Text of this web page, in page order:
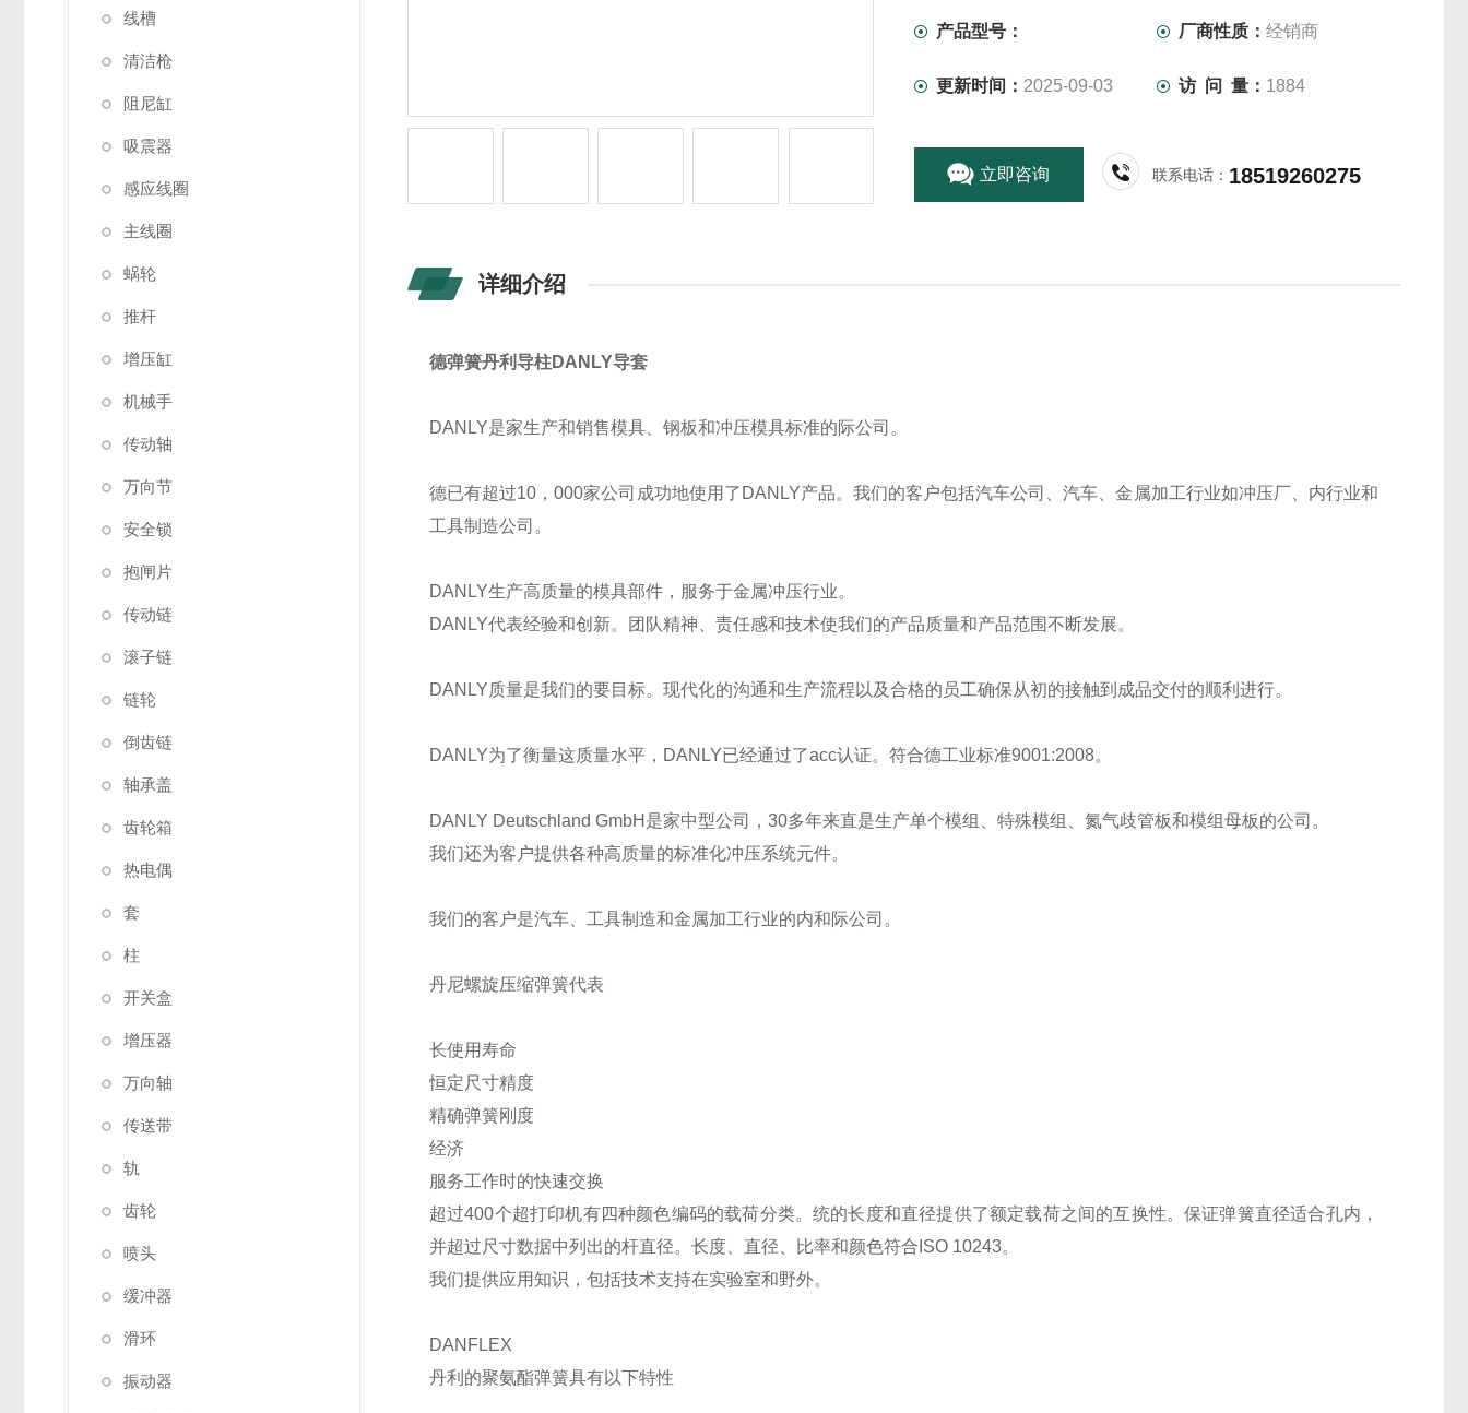
线槽
清洁枪
阻尼缸
吸震器
感应线圈
主线圈
蜗轮
推杆
增压缸
机械手
传动轴
万向节
安全锁
抱闸片
传动链
滚子链
链轮
倒齿链
轴承盖
齿轮箱
热电偶
套
柱
开关盒
增压器
万向轴
传送带
轨
齿轮
喷头
缓冲器
滑环
振动器
产品型号： 厂商性质：经销商
更新时间： 2025-09-03 访 问 量： 1884
立即咨询 联系电话： 18519260275
详细介绍
德弹簧丹利导柱DANLY导套
DANLY是家生产和销售模具、钢板和冲压模具标准的际公司。
德已有超过10，000家公司成功地使用了DANLY产品。我们的客户包括汽车公司、汽车、金属加工行业如冲压厂、内行业和
工具制造公司。
DANLY生产高质量的模具部件，服务于金属冲压行业。
DANLY代表经验和创新。团队精神、责任感和技术使我们的产品质量和产品范围不断发展。
DANLY质量是我们的要目标。现代化的沟通和生产流程以及合格的员工确保从初的接触到成品交付的顺利进行。
DANLY为了衡量这质量水平，DANLY已经通过了acc认证。符合德工业标准9001:2008。
DANLY Deutschland GmbH是家中型公司，30多年来直是生产单个模组、特殊模组、氮气歧管板和模组母板的公司。
我们还为客户提供各种高质量的标准化冲压系统元件。
我们的客户是汽车、工具制造和金属加工行业的内和际公司。
丹尼螺旋压缩弹簧代表
长使用寿命
恒定尺寸精度
精确弹簧刚度
经济
服务工作时的快速交换
超过400个超打印机有四种颜色编码的载荷分类。统的长度和直径提供了额定载荷之间的互换性。保证弹簧直径适合孔内，
并超过尺寸数据中列出的杆直径。长度、直径、比率和颜色符合ISO 10243。
我们提供应用知识，包括技术支持在实验室和野外。
DANFLEX
丹利的聚氨酯弹簧具有以下特性